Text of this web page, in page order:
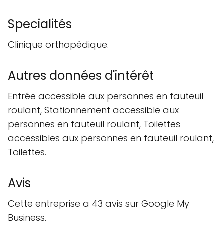
Specialités
Clinique orthopédique.
Autres données d'intérêt
Entrée accessible aux personnes en fauteuil
roulant, Stationnement accessible aux
personnes en fauteuil roulant, Toilettes
accessibles aux personnes en fauteuil roulant,
Toilettes.
Avis
Cette entreprise a 43 avis sur Google My
Business.